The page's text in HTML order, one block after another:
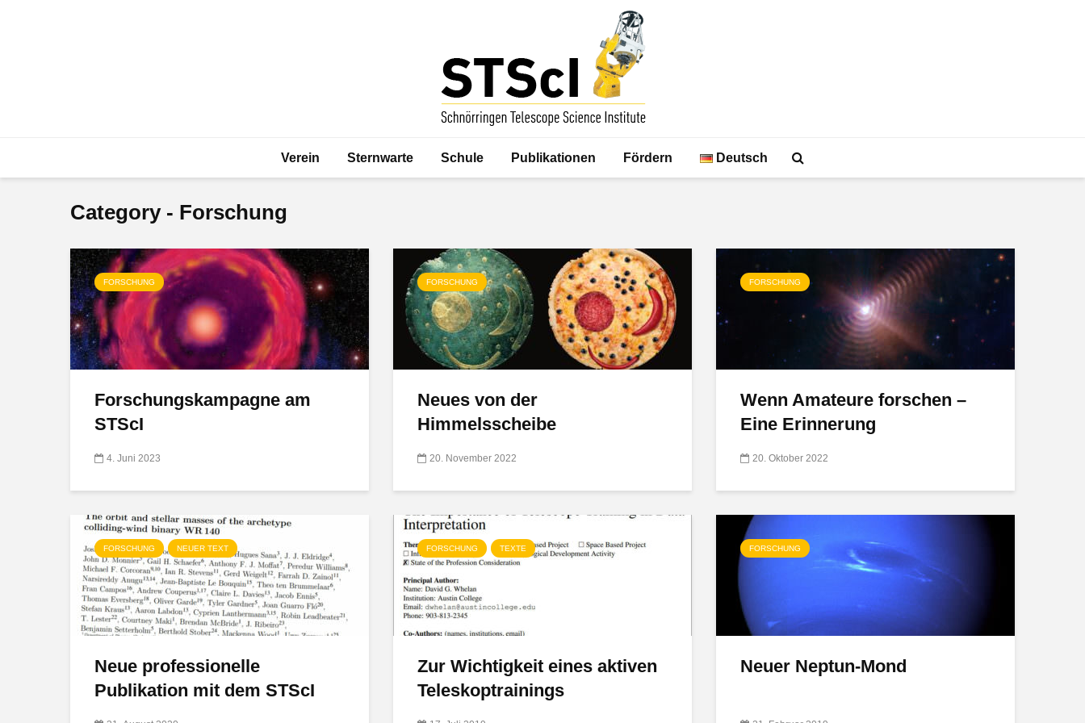
Verein Sternwarte Schule Publikationen Fördern Deutsch
Category - Forschung
FORSCHUNG
Forschungskampagne am
STScI
4. Juni 2023
FORSCHUNG
Neues von der
Himmelsscheibe
20. November 2022
FORSCHUNG
Wenn Amateure forschen –
Eine Erinnerung
20. Oktober 2022
FORSCHUNG NEUER TEXT
Neue professionelle
Publikation mit dem STScI
FORSCHUNG TEXTE
Zur Wichtigkeit eines aktiven
Teleskoptrainings
FORSCHUNG
Neuer Neptun-Mond